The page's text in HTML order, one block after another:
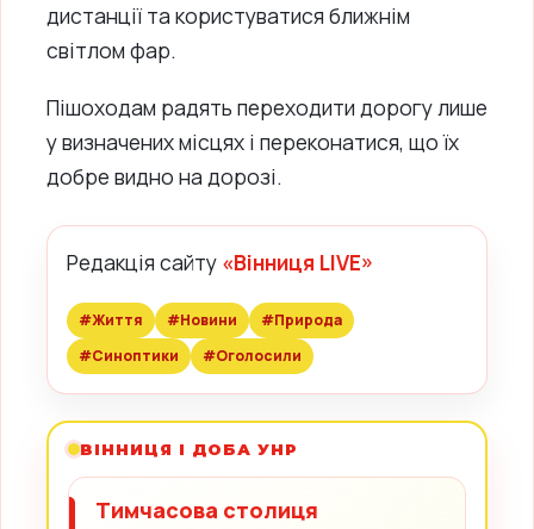
дистанції та користуватися ближнім
світлом фар.
Пішоходам радять переходити дорогу лише
у визначених місцях і переконатися, що їх
добре видно на дорозі.
Редакція сайту «Вінниця LIVE»
#Життя #Новини
#Природа
#Синоптики
#Оголосили
ВІННИЦЯ І ДОБА УНР
Тимчасова столиця